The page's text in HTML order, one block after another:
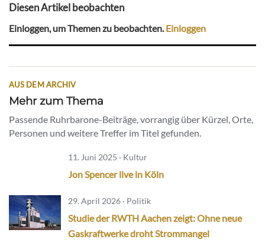
Diesen Artikel beobachten
Einloggen, um Themen zu beobachten.Einloggen
AUS DEM ARCHIV
Mehr zum Thema
Passende Ruhrbarone-Beiträge, vorrangig über Kürzel, Orte,
Personen und weitere Treffer im Titel gefunden.
11. Juni 2025 · Kultur
Jon Spencer live in Köln
29. April 2026 · Politik
Studie der RWTH Aachen zeigt: Ohne neue
Gaskraftwerke droht Strommangel